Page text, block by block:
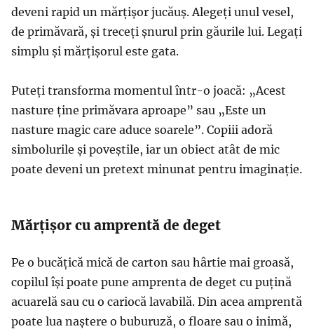
deveni rapid un mărțișor jucăuș. Alegeți unul vesel,
de primăvară, și treceți șnurul prin găurile lui. Legați
simplu și mărțișorul este gata.
Puteți transforma momentul într-o joacă: „Acest
nasture ține primăvara aproape” sau „Este un
nasture magic care aduce soarele”. Copiii adoră
simbolurile și poveștile, iar un obiect atât de mic
poate deveni un pretext minunat pentru imaginație.
Mărțișor cu amprentă de deget
Pe o bucățică mică de carton sau hârtie mai groasă,
copilul își poate pune amprenta de deget cu puțină
acuarelă sau cu o cariocă lavabilă. Din acea amprentă
poate lua naștere o buburuză, o floare sau o inimă,